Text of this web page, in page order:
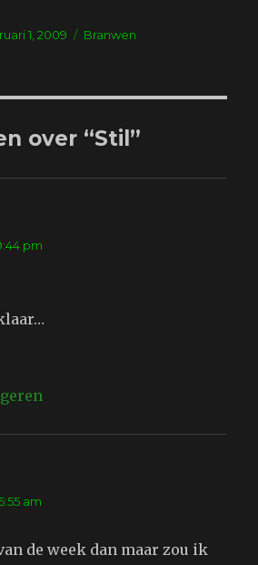
1, 2009 Tags
Branwen
over “Stil”
pm
am
de week dan maar zou ik